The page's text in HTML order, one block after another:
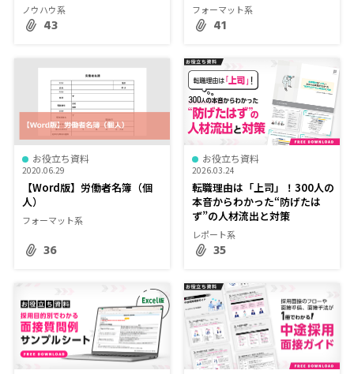
ノウハウ系
43
フォーマット系
41
お役立ち資料
2020.06.29
【Word版】労働者名簿（個
人）
フォーマット系
36
お役立ち資料
2026.03.24
転職理由は「上司」！300人の
本音からわかった“防げたは
ず”の人材流出と対策
レポート系
35